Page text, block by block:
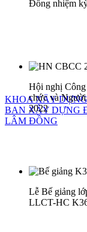
KHOA XÂY
BAN XÂY DỰNG
LÂM ĐỒNG
Đồng nhiệm
Hội nghị
chức và
2022
Lễ Bế giảng
LLCT-HC